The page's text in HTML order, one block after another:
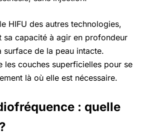
HIFU des autres technologies,
sa capacité à agir en profondeur
surface de la peau intacte.
les couches superficielles pour se
là où elle est nécessaire.
: quelle